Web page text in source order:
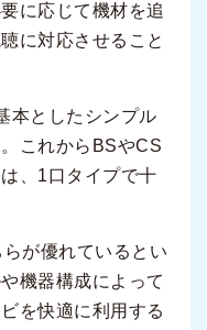
に応じて機材を追
に対応させること
本としたシンプル
これからBSやCS
、1口タイプで十
が優れているとい
機器構成によって
を快適に利用する